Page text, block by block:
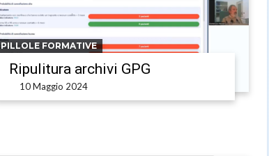
PILLOLE FORMATIVE
Ripulitura archivi GPG
10 Maggio 2024